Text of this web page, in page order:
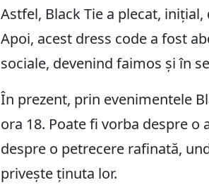
Astfel, Black Tie a plecat,
Apoi, acest dress code a fost
sociale, devenind faimos și în
În prezent, prin evenimentele
ora 18. Poate fi vorba despre
despre o petrecere rafinată,
privește ținuta lor.